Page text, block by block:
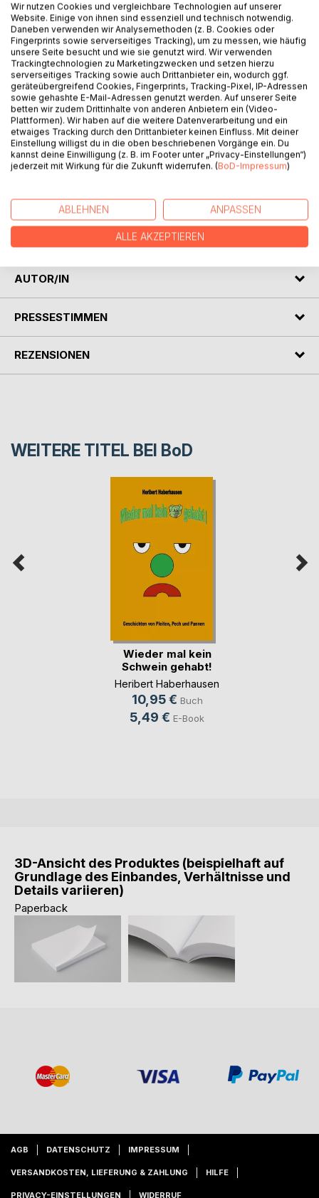
Du kannst alles verlieren, deinen Hausschlüssel oder deine
Lederhandschuhe, deine Hornbrille oder deinen
Lottoschein, nur nicht deinen Humor und dein Lachen.
Sie sind Balsam für die Seele. Denn wer sich kranklacht,
lebt am gesündesten. Jede Minute, die man lacht,
verlängert das Leben um eine Stunde. Immer, wenn wir
lachen, stirbt irgendwo ein Problem. Und wir lachen alle in
derselben Sprache.
Das ist besser als jede Medizin, kostenlos und ohne
Nebenwirkungen. Schmunzeln Sie über merkwürdige
zufrieden im Sessel zurück, genießen Sie die Geschichten
dieses Buches und lächeln süffisant. Dann bleiben Sie
gesund und brauchen keine bitteren Pillen zu schlucken.
AUTOR/IN
PRESSESTIMMEN
REZENSIONEN
WEITERE TITEL BEI BoD
Wieder mal kein
Schwein gehabt!
Heribert Haberhausen
10,95 € Buch
5,49 € E-Book
3D-Ansicht des Produktes (beispielhaft auf
Grundlage des Einbandes, Verhältnisse und
Details variieren)
Paperback
AGB DATENSCHUTZ IMPRESSUM
VERSANDKOSTEN, LIEFERUNG & ZAHLUNG HILFE
PRIVACY-EINSTELLUNGEN WIDERRUF
Wir nutzen Cookies und vergleichbare Technologien auf unserer
Website. Einige von ihnen sind essenziell und technisch notwendig.
Daneben verwenden wir Analysemethoden (z. B. Cookies oder
Fingerprints sowie serverseitiges Tracking), um zu messen, wie häufig
unsere Seite besucht und wie sie genutzt wird. Wir verwenden
Trackingtechnologien zu Marketingzwecken und setzen hierzu
serverseitiges Tracking sowie auch Drittanbieter ein, wodurch ggf.
geräteübergreifend Cookies, Fingerprints, Tracking-Pixel, IP-Adressen
sowie gehashte E-Mail-Adressen genutzt werden. Auf unserer Seite
betten wir zudem Drittinhalte von anderen Anbietern ein (Video-
Plattformen). Wir haben auf die weitere Datenverarbeitung und ein
etwaiges Tracking durch den Drittanbieter keinen Einfluss. Mit deiner
Einstellung willigst du in die oben beschriebenen Vorgänge ein. Du
kannst deine Einwilligung (z. B. im Footer unter „Privacy-Einstellungen“)
jederzeit mit Wirkung für die Zukunft widerrufen. (BoD-Impressum)
ABLEHNEN ANPASSEN
ALLE AKZEPTIEREN